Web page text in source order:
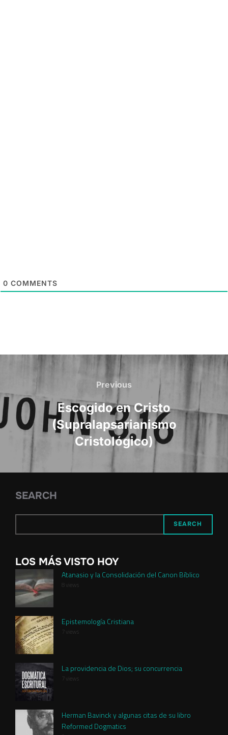
0 COMMENTS
navigation
Previous
Previous
Escogido en Cristo
(Supralapsarianismo
Cristológico)
SEARCH
SEARCH
LOS MÁS VISTO HOY
Atanasio y la Consolidación del Canon Bíblico
8 views
Epistemología Cristiana
7 views
La providencia de Dios; su concurrencia
7 views
Herman Bavinck y algunas citas de su libro
Reformed Dogmatics